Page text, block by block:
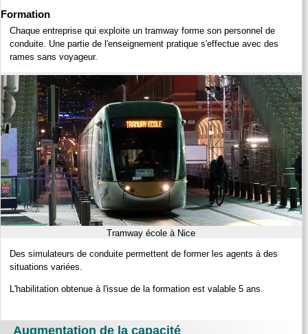
Formation
Chaque entreprise qui exploite un tramway forme son personnel de
conduite. Une partie de l'enseignement pratique s'effectue avec des
rames sans voyageur.
Tramway école à Nice
Des simulateurs de conduite permettent de former les agents à des
situations variées.
L'habilitation obtenue à l'issue de la formation est valable 5 ans.
Augmentation de la capacité